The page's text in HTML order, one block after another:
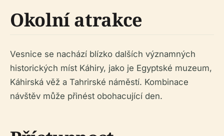
Okolní atrakce
Vesnice se nachází blízko dalších významných
historických míst Káhiry, jako je Egyptské muzeum,
Káhirská věž a Tahrirské náměstí. Kombinace
návštěv může přinést obohacující den.